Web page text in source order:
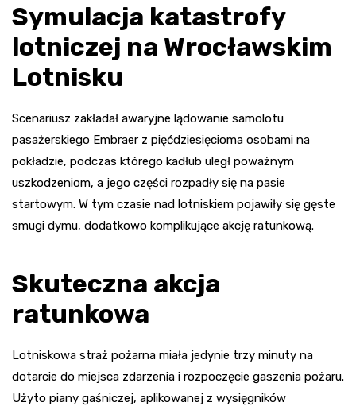
Symulacja katastrofy
lotniczej na Wrocławskim
Lotnisku
Scenariusz zakładał awaryjne lądowanie samolotu
pasażerskiego Embraer z pięćdziesięcioma osobami na
pokładzie, podczas którego kadłub uległ poważnym
uszkodzeniom, a jego części rozpadły się na pasie
startowym. W tym czasie nad lotniskiem pojawiły się gęste
smugi dymu, dodatkowo komplikujące akcję ratunkową.
Skuteczna akcja
ratunkowa
Lotniskowa straż pożarna miała jedynie trzy minuty na
dotarcie do miejsca zdarzenia i rozpoczęcie gaszenia pożaru.
Użyto piany gaśniczej, aplikowanej z wysięgników